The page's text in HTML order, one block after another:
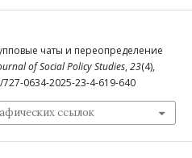
чаты и переопределение
of Social Policy Studies, 23(4),
0634-2025-23-4-619-640
ссылок